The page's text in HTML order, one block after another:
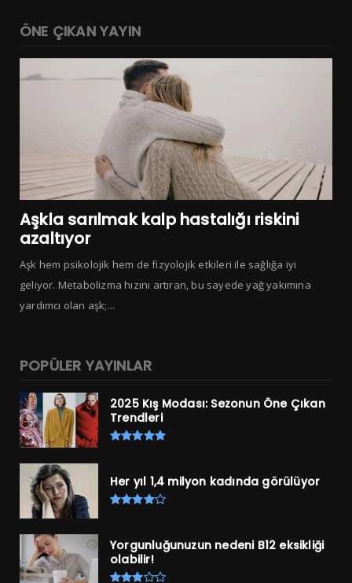
ÖNE ÇIKAN YAYIN
Aşkla sarılmak kalp hastalığı riskini
azaltıyor
Aşk hem psikolojik hem de fizyolojik etkileri ile sağlığa iyi
geliyor. Metabolizma hızını artıran, bu sayede yağ yakımına
yardımcı olan aşk;...
POPÜLER YAYINLAR
2025 Kış Modası: Sezonun Öne Çıkan
Trendleri
Her yıl 1,4 milyon kadında görülüyor
Yorgunluğunuzun nedeni B12 eksikliği
olabilir!